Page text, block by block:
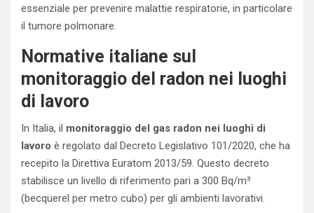
essenziale per prevenire malattie respiratorie, in particolare
il tumore polmonare.
Normative italiane sul
monitoraggio del radon nei luoghi
di lavoro
In Italia, il monitoraggio del gas radon nei luoghi di
lavoro è regolato dal Decreto Legislativo 101/2020, che ha
recepito la Direttiva Euratom 2013/59. Questo decreto
stabilisce un livello di riferimento pari a 300 Bq/m³
(becquerel per metro cubo) per gli ambienti lavorativi.